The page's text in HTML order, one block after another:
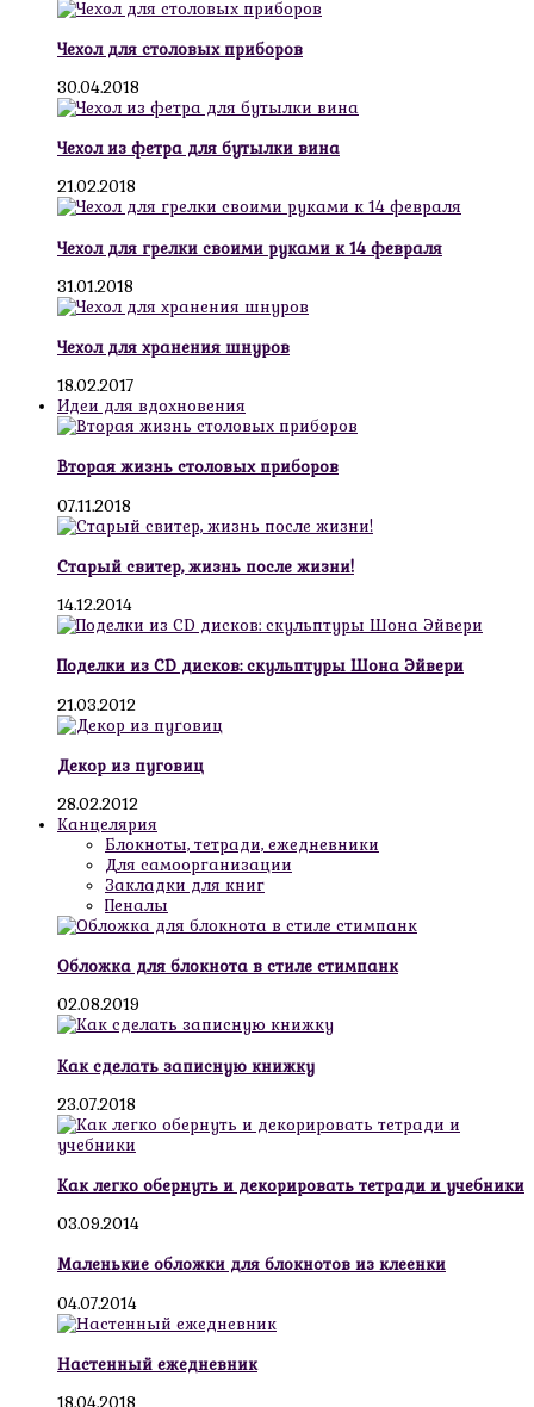
Чехол для столовых приборов
30.04.2018
Чехол из фетра для бутылки вина
21.02.2018
Чехол для грелки своими руками к 14 февраля
31.01.2018
Чехол для хранения шнуров
18.02.2017
Идеи для вдохновения
Вторая жизнь столовых приборов
07.11.2018
Старый свитер, жизнь после жизни!
14.12.2014
Поделки из CD дисков: скульптуры Шона Эйвери
21.03.2012
Декор из пуговиц
28.02.2012
Канцелярия
Блокноты, тетради, ежедневники
Для самоорганизации
Закладки для книг
Пеналы
Обложка для блокнота в стиле стимпанк
02.08.2019
Как сделать записную книжку
23.07.2018
Как легко обернуть и декорировать тетради и учебники
03.09.2014
Маленькие обложки для блокнотов из клеенки
04.07.2014
Настенный ежедневник
18.04.2018